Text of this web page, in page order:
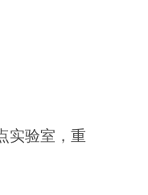
实验室，重